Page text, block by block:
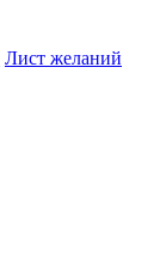
Лист желаний